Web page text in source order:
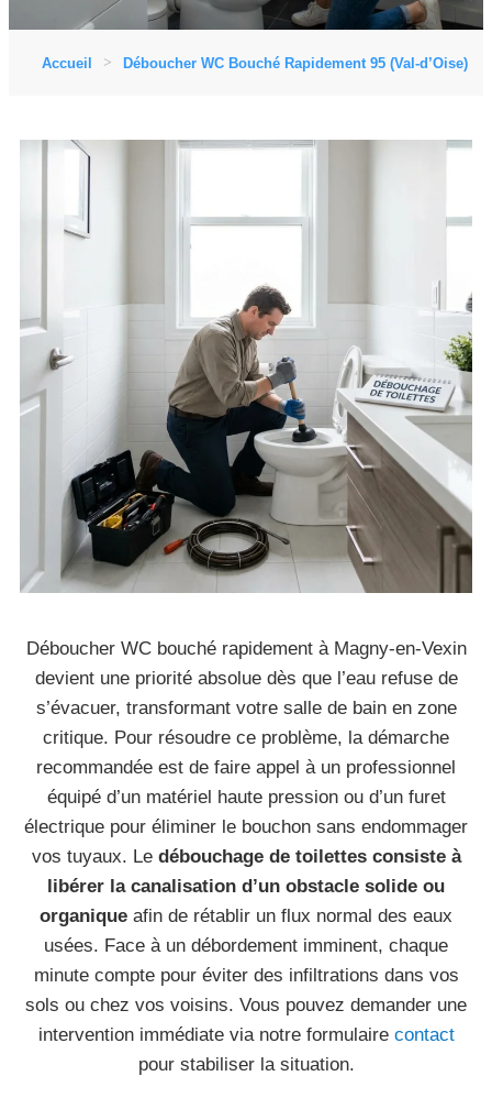
Accueil Déboucher WC Bouché Rapidement 95 (Val-d’Oise)
Déboucher WC bouché rapidement à Magny-en-Vexin
devient une priorité absolue dès que l’eau refuse de
s’évacuer, transformant votre salle de bain en zone
critique. Pour résoudre ce problème, la démarche
recommandée est de faire appel à un professionnel
équipé d’un matériel haute pression ou d’un furet
électrique pour éliminer le bouchon sans endommager
vos tuyaux. Le débouchage de toilettes consiste à
libérer la canalisation d’un obstacle solide ou
organique afin de rétablir un flux normal des eaux
usées. Face à un débordement imminent, chaque
minute compte pour éviter des infiltrations dans vos
sols ou chez vos voisins. Vous pouvez demander une
intervention immédiate via notre formulaire contact
pour stabiliser la situation.